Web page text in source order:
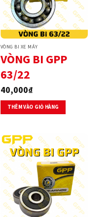
VÒNG BI XE MÁY
VÒNG BI GPP
63/22
40,000₫
THÊM VÀO GIỎ HÀNG